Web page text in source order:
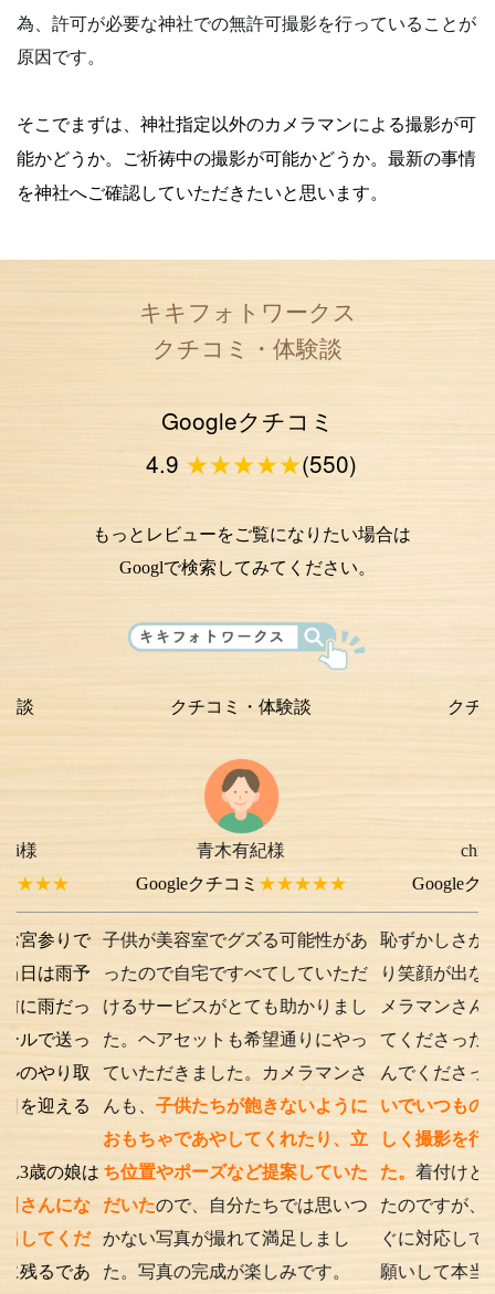
為、許可が必要な神社での無許可撮影を行っていることが
原因です。
そこでまずは、神社指定以外のカメラマンによる撮影が可
能かどうか。 ご祈祷中の撮影が可能かどうか。 最新の事情
を神社へご確認していただきたいと思います。
キキフォトワークス
クチコミ・体験談
Googleクチコミ
4.9 ★★★★★(550)
もっとレビューをご覧になりたい場合は
Googlで検索してみてください。
は
クチコミ・体験談
青木有紀様
Googleクチコミ★★★★★
子供が美容室でグズる可能性があ
ったので自宅ですべてしていただ
けるサービスがとても助かりまし
た。ヘアセットも希望通りにやっ
ていただきました。カメラマンさ
んも、子供たちが飽きないように
おもちゃであやしてくれたり、立
ち位置やポーズなど提案していた
だいたので、自分たちでは思いつ
かない写真が撮れて満足しまし
た。写真の完成が楽しみです。
クチコミ・体
様よ
Googleクチコミ
恥ずかしさから最初は
り笑顔が出ない子供で
メラマンさんが根気よ
てくださったり落ち葉
んでくださったり、優
いでいつもの笑顔が出
しく撮影を行うことが
た。着付けとアテンド
たのですが、撮影時の
ぐに対応してくださり
願いして本当に良かっ